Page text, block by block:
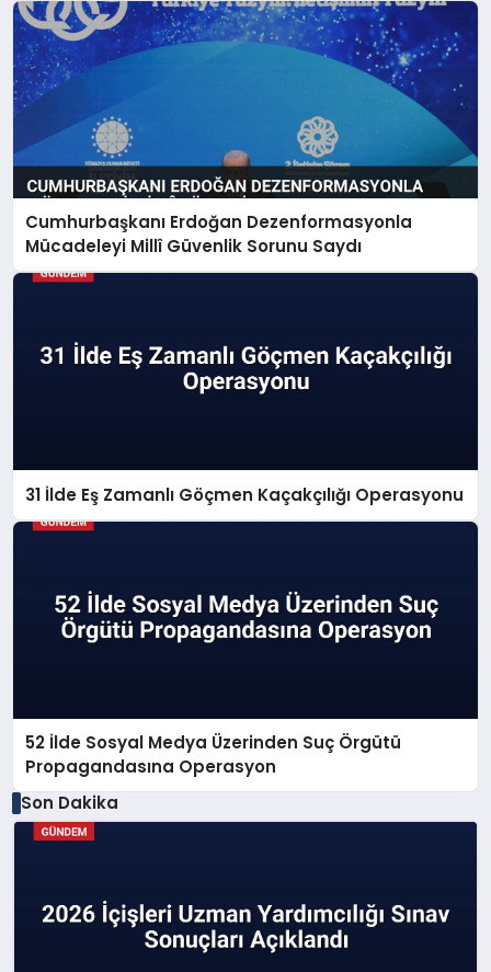
Cumhurbaşkanı Erdoğan Dezenformasyonla
Mücadeleyi Millî Güvenlik Sorunu Saydı
31 İlde Eş Zamanlı Göçmen Kaçakçılığı Operasyonu
52 İlde Sosyal Medya Üzerinden Suç Örgütü
Propagandasına Operasyon
Son Dakika